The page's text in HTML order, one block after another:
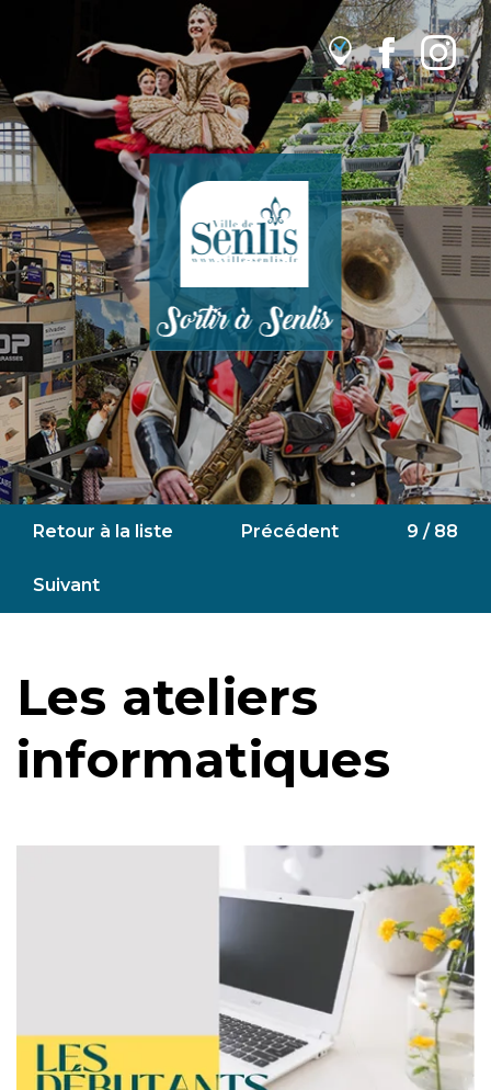
Retour à la liste Précédent 9 / 88
Suivant
Les ateliers
informatiques